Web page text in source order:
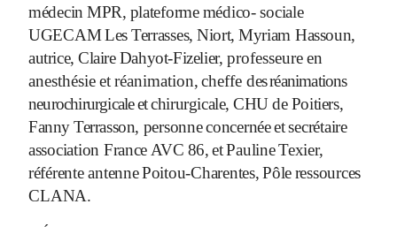
médecin MPR, plateformemédico- sociale
UGECAMLesTerrasses, Niort, Myriam Hassoun,
autrice, Claire Dahyot-Fizelier,professeureen
anesthésieetréanimation, cheffedesréanimations
neurochirurgicaleetchirurgicale, CHUde Poitiers,
FannyTerrasson, personneconcernéeetsecrétaire
association FranceAVC 86, etPaulineTexier,
référente antennePoitou-Charentes,Pôleressources
CLANA.